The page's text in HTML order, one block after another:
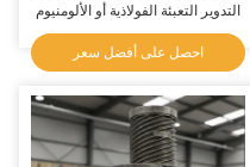
التدوير التعبئة الفولاذية أو الألومنيوم
الأحجام المختلفة العلب الصغيرة
الطبول الكبيرة المصممة لفترة
طويلة
احصل على أفضل سعر